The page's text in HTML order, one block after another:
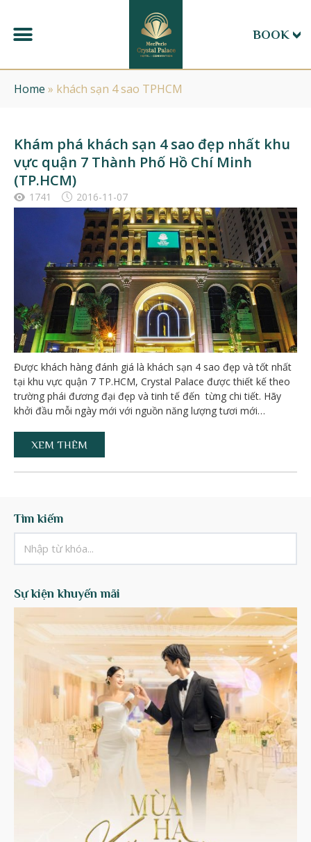
BOOK
Home » khách sạn 4 sao TPHCM
Khám phá khách sạn 4 sao đẹp nhất khu
vực quận 7 Thành Phố Hồ Chí Minh
(TP.HCM)
1741 2016-11-07
Được khách hàng đánh giá là khách sạn 4 sao đẹp và tốt nhất
tại khu vực quận 7 TP.HCM, Crystal Palace được thiết kế theo
trường phái đương đại đẹp và tinh tế đến từng chi tiết. Hãy
khởi đầu mỗi ngày mới với nguồn năng lượng tươi mới…
XEM THÊM
Tìm kiếm
Sự kiện khuyến mãi